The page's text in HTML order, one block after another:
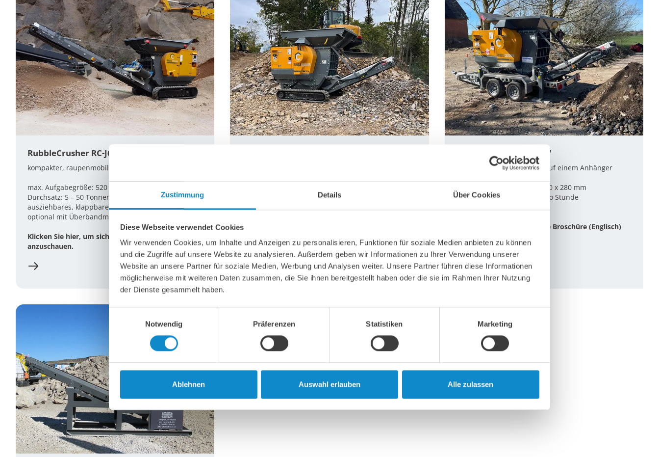
Zustimmung Details Über Cookies
Diese Webseite verwendet Cookies
Wir verwenden Cookies, um Inhalte und Anzeigen zu personalisieren, Funktionen für soziale Medien anbieten zu können
und die Zugriffe auf unsere Website zu analysieren. Außerdem geben wir Informationen zu Ihrer Verwendung unserer
Website an unsere Partner für soziale Medien, Werbung und Analysen weiter. Unsere Partner führen diese Informationen
möglicherweise mit weiteren Daten zusammen, die Sie ihnen bereitgestellt haben oder die sie im Rahmen Ihrer Nutzung
der Dienste gesammelt haben.
Notwendig
Präferenzen Statistiken Marketing
Ablehnen Auswahl erlauben Alle zulassen
RubbleCrusher RC-J65
kompakter, raupenmobiler Backenbrecher
max. Aufgabegröße: 520 x 280 mm
Durchsatz: 5 – 50 Tonnen pro Stunde
ausziehbares, klappbares Förderband
optional mit Überbandmagnet erhältlich
Klicken Sie hier, um sich die Broschüre
anzuschauen.
Durchsatz: 5 – 50 Tonnen pro Stunde
Fahrwerk mit Gummiketten
anzuschauen.
RubbleCrusher RC150V
kompakter Backenbrecher auf einem Anhänger
maximale Aufgabegröße: 520 x 280 mm
Durchsatz: 5 – 50 Tonnen pro Stunde
Klicken Sie hier, um sich die Broschüre (Englisch)